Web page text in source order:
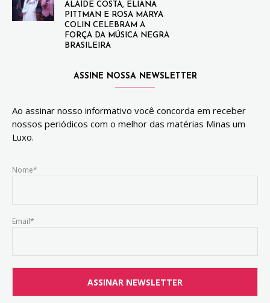
ALAÍDE COSTA, ELIANA
PITTMAN E ROSA MARYA
COLIN CELEBRAM A
FORÇA DA MÚSICA NEGRA
BRASILEIRA
ASSINE NOSSA NEWSLETTER
Ao assinar nosso informativo você concorda em receber
nossos periódicos com o melhor das matérias Minas um
Luxo.
Nome*
Email*